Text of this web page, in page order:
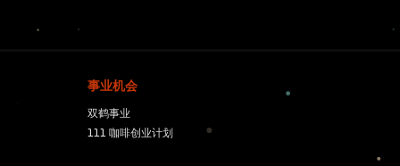
事业机会
双鹤事业
111 咖啡创业计划